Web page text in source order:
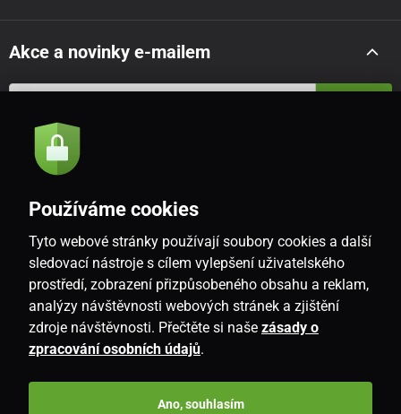
Akce a novinky e-mailem
Souhlasím se
CZ
Používáme cookies
Tyto webové stránky používají soubory cookies a další
sledovací nástroje s cílem vylepšení uživatelského
prostředí, zobrazení přizpůsobeného obsahu a reklam,
analýzy návštěvnosti webových stránek a zjištění
zdroje návštěvnosti. Přečtěte si naše zásady o
zpracování osobních údajů.
Ano, souhlasím